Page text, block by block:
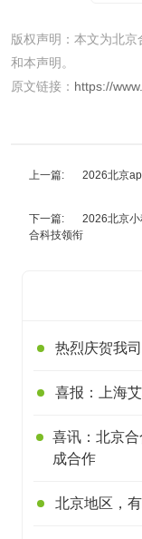
版权声明：本文为北
和本声明。
原文链接： https://
上一篇: 2026北京
下一篇:
2026北京
合科技领衔
热烈庆贺我
喜报：上海
喜讯：北京
成合作
北京地区，